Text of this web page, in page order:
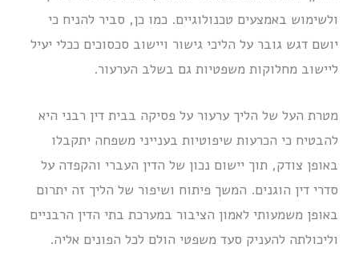
ולשימוש באמצעים טכנולוגיים. כמו כן, סביר להניח כי
יושם דגש גובר על הליכי גישור ויישוב סכסוכים ככלי יעיל
ליישוב מחלוקות משפטיות גם בשלב הערעור.
מטרת העל של הליך ערעור על פסיקה בבית דין רבני היא
להבטיח כי הכרעות שיפוטיות בענייני משפחה יתקבלו
באופן צודק, תוך יישום נכון של הדין העברי והקפדה על
סדרי דין הוגנים. המשך פיתוח ושיפור של הליך זה יתרום
באופן משמעותי לאמון הציבור במערכת בתי הדין הרבניים
וליכולתה להעניק סעד משפטי הולם לכל הפונים אליה.